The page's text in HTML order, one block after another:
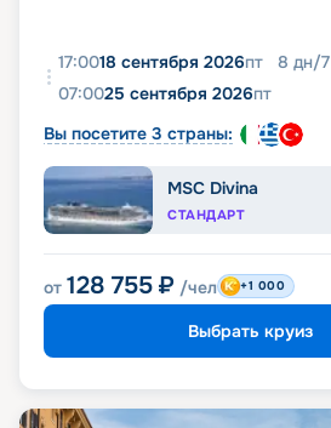
17:0018 сентября 2026пт 8 дн/7
07:0025 сентября 2026пт
Вы посетите 3 страны:
MSC Divina
СТАНДАРТ
от 128 755 ₽ /чел +1 000
Выбрать круиз